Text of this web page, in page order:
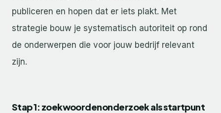
publiceren en hopen dat er iets plakt. Met
strategie bouw je systematisch autoriteit op rond
de onderwerpen die voor jouw bedrijf relevant
zijn.
Stap 1: zoekwoordenonderzoek als startpunt